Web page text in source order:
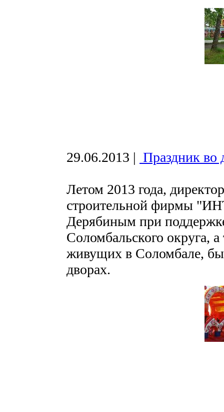
29.06.2013 | Праздник во
Летом 2013 года,
строительной фирмы
Дерябиным при
Соломбальского округа,
живущих в Соломбале,
дворах.